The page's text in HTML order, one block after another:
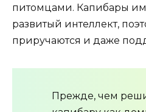
питомцами. Капибары
развитый интеллект,
приручаются и даже
Прежде, чем